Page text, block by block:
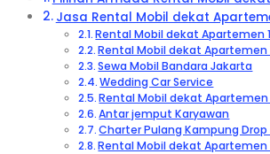
Jasa Rental Mobil dekat
Rental Mobil dekat Apartemen
Rental Mobil dekat Apartemen
Sewa Mobil Bandara Jakarta
Wedding Car Service
Rental Mobil dekat Apartemen
Antar jemput Karyawan
Charter Pulang Kampung
Rental Mobil dekat Apartemen